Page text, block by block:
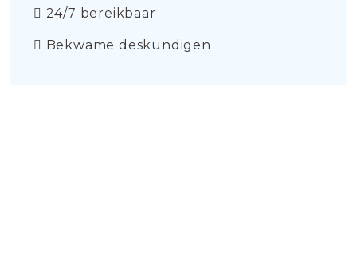
24/7 bereikbaar
Bekwame deskundigen